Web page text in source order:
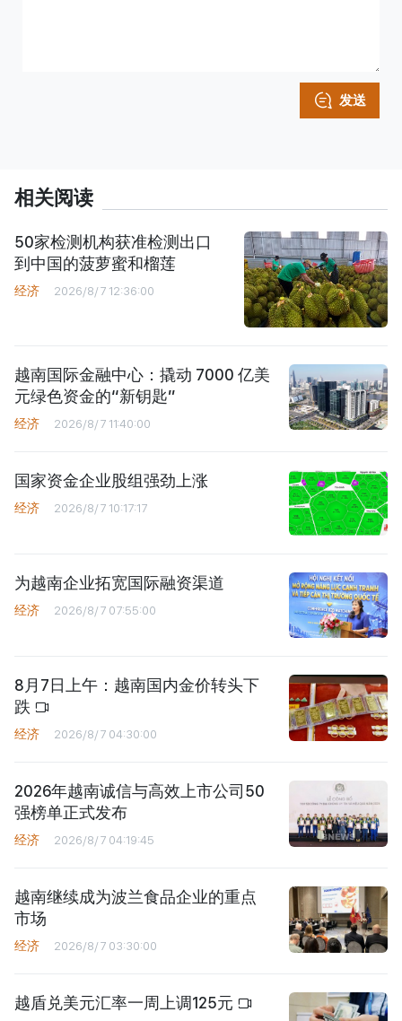
发送
相关阅读
50家检测机构获准检测出口
到中国的菠萝蜜和榴莲
经济 2026/8/7 12:36:00
越南国际金融中心：撬动 7000 亿美
元绿色资金的“新钥匙”
经济 2026/8/7 11:40:00
国家资金企业股组强劲上涨
经济 2026/8/7 10:17:17
为越南企业拓宽国际融资渠道
经济 2026/8/7 07:55:00
8月7日上午：越南国内金价转头下
跌
经济 2026/8/7 04:30:00
2026年越南诚信与高效上市公司50
强榜单正式发布
经济 2026/8/7 04:19:45
越南继续成为波兰食品企业的重点
市场
经济 2026/8/7 03:30:00
越盾兑美元汇率一周上调125元